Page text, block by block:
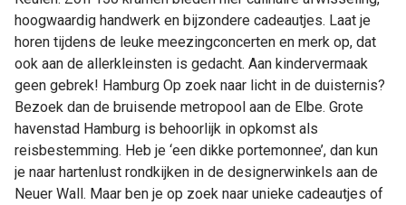
hoogwaardig handwerk en bijzondere cadeautjes. Laat je
horen tijdens de leuke meezingconcerten en merk op, dat
ook aan de allerkleinsten is gedacht. Aan kindervermaak
geen gebrek! Hamburg Op zoek naar licht in de duisternis?
Bezoek dan de bruisende metropool aan de Elbe. Grote
havenstad Hamburg is behoorlijk in opkomst als
reisbestemming. Heb je ‘een dikke portemonnee’, dan kun
je naar hartenlust rondkijken in de designerwinkels aan de
Neuer Wall. Maar ben je op zoek naar unieke cadeautjes of